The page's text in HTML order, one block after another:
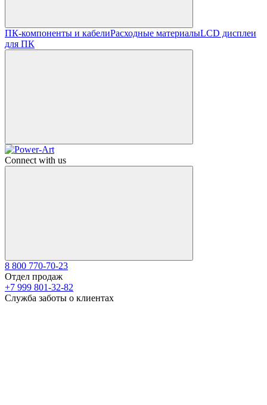
ПК-компоненты и кабелиРасходные материалыLCD дисплеи
для ПК
Connect with us
8 800 770-70-23
Отдел продаж
+7 999 801-32-82
Служба заботы о клиентах